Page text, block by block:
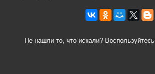
Не нашли то, что искали? Воспользуйтесь